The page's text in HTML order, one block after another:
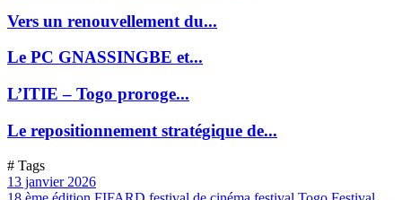
Vers un renouvellement du...
Le PC GNASSINGBE et...
L’ITIE – Togo proroge...
Le repositionnement stratégique de...
# Tags
13 janvier 2026